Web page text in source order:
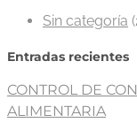
Sin categoría
Entradas recientes
CONTROL DE
ALIMENTARIA